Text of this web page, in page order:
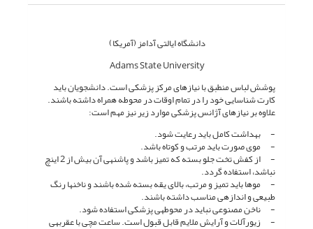
دانشگاه ایالتی آدامز (آمریکا)
Adams State University
پوشش لباس منطبق با نیازهای مرکز پزشکی است. دانش­جویان باید
کارت شناسایی خود را در تمام اوقات در محوطه همراه داشته باشند.
علاوه بر نیازهای آژانس پزشکی موارد زیر نیز مهم است:
- بهداشت کامل باید رعایت شود.
- موی صورت باید مرتب و کوتاه باشد.
- از کفش تخت جلو بسته که تمیز باشد و پاشنه­ی آن بیش از 2 اینچ
نباشد، استفاده گردد.
- موها باید تمیز و مرتب، بالای یقه بسته شده باشند و ناخن­ها رنگ
طبیعی و اندازه­ی مناسب داشته باشند.
- ناخن مصنوعی نباید در محوطه­ی پزشکی استفاده شود.
- زیورآلات و آرایش ملایم قابل قبول است. ساعت مچی با عقربه­ی